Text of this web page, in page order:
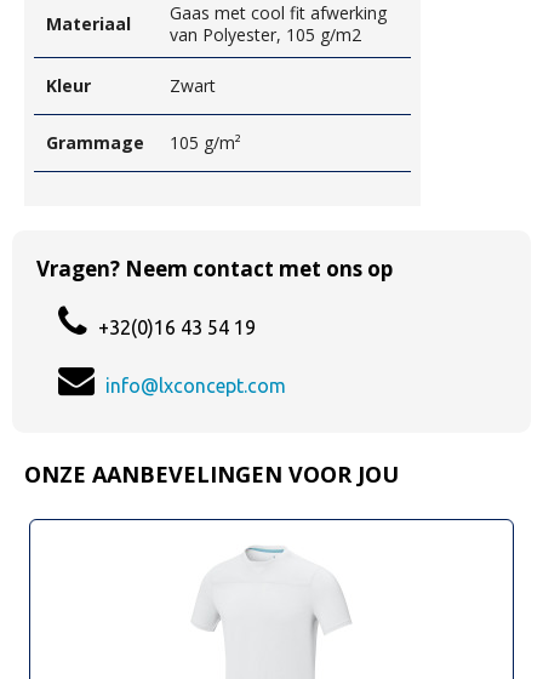
Materiaal
Gaas met cool fit afwerking
van Polyester, 105 g/m2
Kleur Zwart
Grammage 105 g/m²
Vragen? Neem contact met ons op
+32(0)16 43 54 19
info@lxconcept.com
ONZE AANBEVELINGEN VOOR JOU